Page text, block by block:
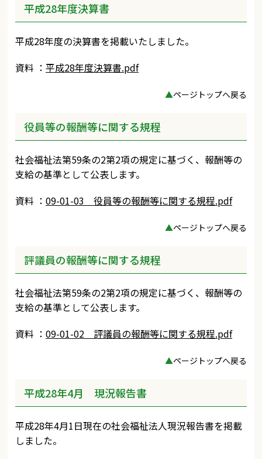
平成28年度決算書
平成28年度の決算書を掲載いたしました。
資料 ：平成28年度決算書.pdf
▲ページトップへ戻る
役員等の報酬等に関する規程
社会福祉法第59条の2第2項の規定に基づく、報酬等の
支給の基準として公表します。
資料 ：09-01-03 役員等の報酬等に関する規程.pdf
▲ページトップへ戻る
評議員の報酬等に関する規程
社会福祉法第59条の2第2項の規定に基づく、報酬等の
支給の基準として公表します。
資料 ：09-01-02 評議員の報酬等に関する規程.pdf
▲ページトップへ戻る
平成28年4月 現況報告書
平成28年4月1日現在の社会福祉法人現況報告書を掲載
しました。